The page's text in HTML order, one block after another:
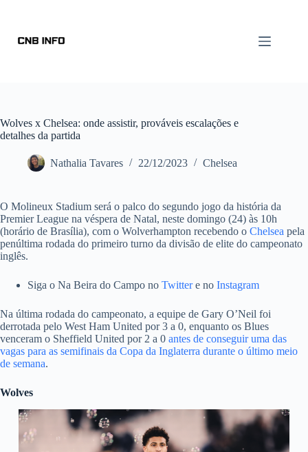
Wolves x Chelsea: onde assistir, prováveis escalações e
detalhes da partida
Nathalia Tavares 22/12/2023 Chelsea
O Molineux Stadium será o palco do segundo jogo da história da
Premier League na véspera de Natal, neste domingo (24) às 10h
(horário de Brasília), com o Wolverhampton recebendo o Chelsea pela
penúltima rodada do primeiro turno da divisão de elite do campeonato
inglês.
Siga o Na Beira do Campo no Twittere no Instagram
Na última rodada do campeonato, a equipe de Gary O’Neil foi
derrotada pelo West Ham United por 3 a 0, enquanto os Blues
venceram o Sheffield United por 2 a 0 antes de conseguir uma das
vagas para as semifinais da Copa da Inglaterra durante o último meio
de semana.
Wolves